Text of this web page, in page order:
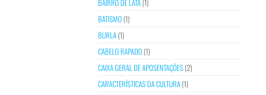
BAIRRO DE LATA(1)
BATISMO (1)
BURLA(1)
CABELO RAPADO (1)
CAIXA GERAL DE APOSENTAÇÕES(2)
CARACTERÍSTICAS DA CULTURA(1)